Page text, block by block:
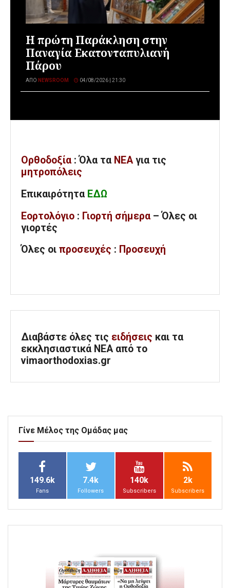
Η πρώτη Παράκληση στην
Παναγία Εκατονταπυλιανή
Πάρου
ΑΠΌ NEWSROOM 04/08/2026 | 21:30
Ορθοδοξία : Όλα τα ΝΕΑ για τις
μητροπόλεις
Επικαιρότητα ΕΔΩ
Εορτολόγιο : Γιορτή σήμερα – Όλες οι
γιορτές
Όλες οι προσευχές : Προσευχή
Διαβάστε όλες τις ειδήσεις και τα
εκκλησιαστικά ΝΕΑ από το
vimaorthodoxias.gr
Γίνε Μέλος της Ομάδας μας
149.6k
Fans
7.4k
Followers
140k
Subscribers
2k
Subscribers